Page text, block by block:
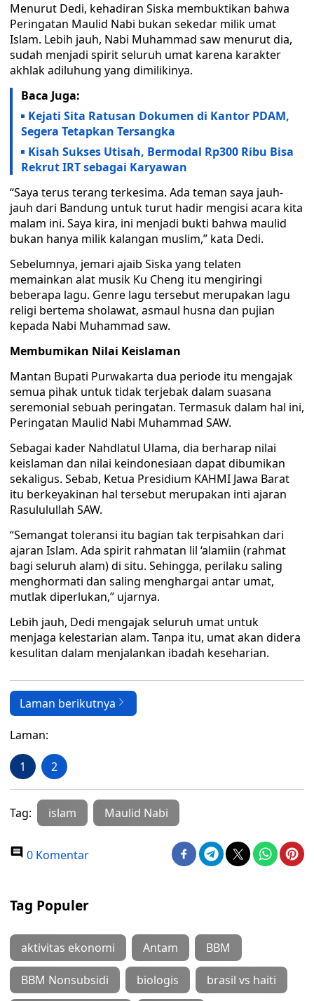
Menurut Dedi, kehadiran Siska membuktikan bahwa
Peringatan Maulid Nabi bukan sekedar milik umat
Islam. Lebih jauh, Nabi Muhammad saw menurut dia,
sudah menjadi spirit seluruh umat karena karakter
akhlak adiluhung yang dimilikinya.
Baca Juga:
Kejati Sita Ratusan Dokumen di Kantor PDAM,
Segera Tetapkan Tersangka
Kisah Sukses Utisah, Bermodal Rp300 Ribu Bisa
Rekrut IRT sebagai Karyawan
“Saya terus terang terkesima. Ada teman saya jauh-
jauh dari Bandung untuk turut hadir mengisi acara kita
malam ini. Saya kira, ini menjadi bukti bahwa maulid
bukan hanya milik kalangan muslim,” kata Dedi.
Sebelumnya, jemari ajaib Siska yang telaten
memainkan alat musik Ku Cheng itu mengiringi
beberapa lagu. Genre lagu tersebut merupakan lagu
religi bertema sholawat, asmaul husna dan pujian
kepada Nabi Muhammad saw.
Membumikan Nilai Keislaman
Mantan Bupati Purwakarta dua periode itu mengajak
semua pihak untuk tidak terjebak dalam suasana
seremonial sebuah peringatan. Termasuk dalam hal ini,
Peringatan Maulid Nabi Muhammad SAW.
Sebagai kader Nahdlatul Ulama, dia berharap nilai
keislaman dan nilai keindonesiaan dapat dibumikan
sekaligus. Sebab, Ketua Presidium KAHMI Jawa Barat
itu berkeyakinan hal tersebut merupakan inti ajaran
Rasululullah SAW.
“Semangat toleransi itu bagian tak terpisahkan dari
ajaran Islam. Ada spirit rahmatan lil ‘alamiin (rahmat
bagi seluruh alam) di situ. Sehingga, perilaku saling
menghormati dan saling menghargai antar umat,
mutlak diperlukan,” ujarnya.
Lebih jauh, Dedi mengajak seluruh umat untuk
menjaga kelestarian alam. Tanpa itu, umat akan didera
kesulitan dalam menjalankan ibadah keseharian.
Laman berikutnya
Laman:
1 2
Tag: islam Maulid Nabi
0 Komentar
Tag Populer
aktivitas ekonomi Antam BBM
BBM Nonsubsidi biologis brasil vs haiti